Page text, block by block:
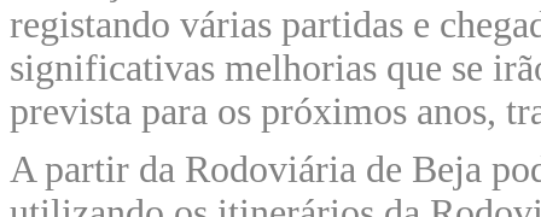
registando várias partidas e
significativas melhorias que se
prevista para os próximos anos,
A partir da Rodoviária de Beja